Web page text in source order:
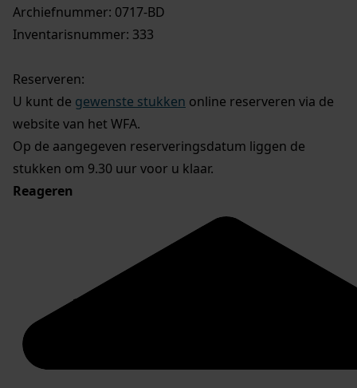
Archiefnummer: 0717-BD
Inventarisnummer: 333
Reserveren:
U kunt de gewenste stukken online reserveren via de
website van het WFA.
Op de aangegeven reserveringsdatum liggen de
stukken om 9.30 uur voor u klaar.
Reageren